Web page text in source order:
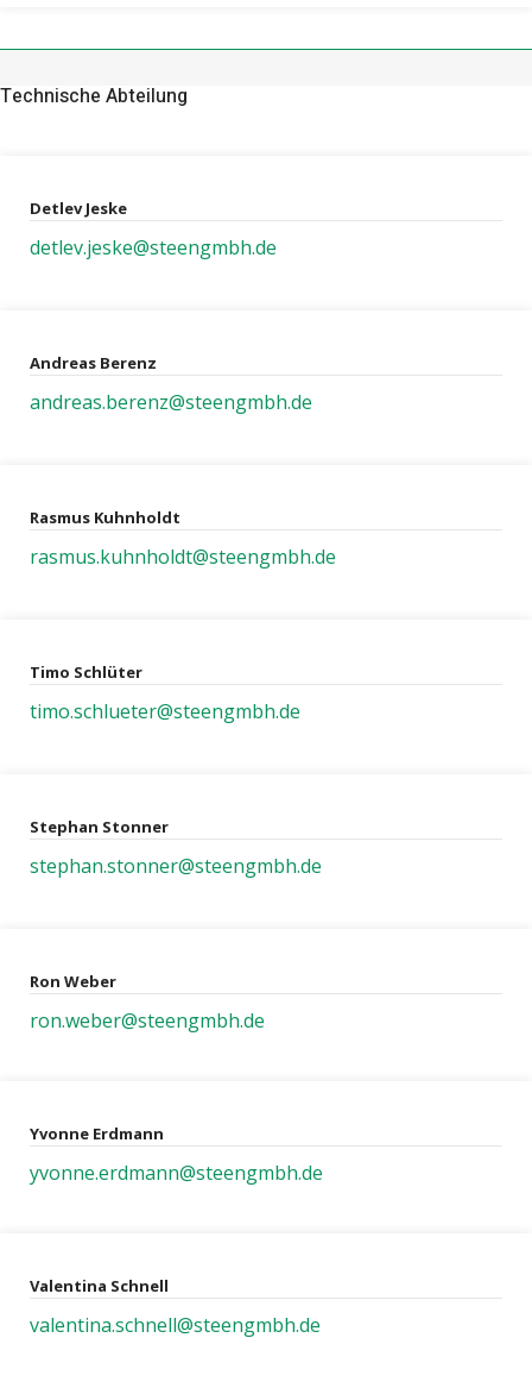
Technische Abteilung
Detlev Jeske
detlev.jeske@steengmbh.de
Andreas Berenz
andreas.berenz@steengmbh.de
Rasmus Kuhnholdt
rasmus.kuhnholdt@steengmbh.de
Timo Schlüter
timo.schlueter@steengmbh.de
Stephan Stonner
stephan.stonner@steengmbh.de
Ron Weber
ron.weber@steengmbh.de
Yvonne Erdmann
yvonne.erdmann@steengmbh.de
Valentina Schnell
valentina.schnell@steengmbh.de